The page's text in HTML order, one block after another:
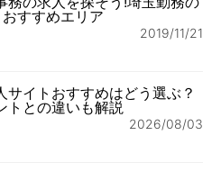
すすめエリア
2019/11/21
サイトおすすめはどう選ぶ？
トとの違いも解説
2026/08/03